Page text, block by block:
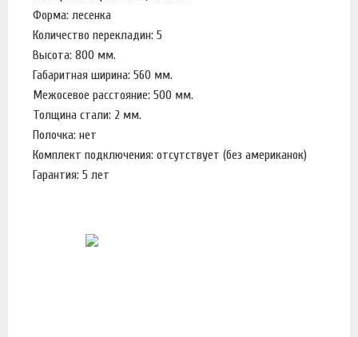
Форма: лесенка
Количество перекладин: 5
Высота: 800 мм.
Габаритная ширина: 560 мм.
Межосевое расстояние: 500 мм.
Толщина стали: 2 мм.
Полочка: нет
Комплект подключения: отсутствует (без американок)
Гарантия: 5 лет